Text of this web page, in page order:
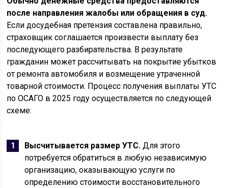
после направления жалобы или обращения в суд.
Если досудебная претензия составлена правильно,
страховщик соглашается произвести выплату без
последующего разбирательства. В результате
гражданин может рассчитывать на покрытие убытков
от ремонта автомобиля и возмещение утраченной
товарной стоимости. Процесс получения выплаты УТС
по ОСАГО в 2025 году осуществляется по следующей
схеме:
Высчитывается размер УТС. Для этого
потребуется обратиться в любую независимую
организацию, оказывающую услуги по
определению стоимости восстановительного